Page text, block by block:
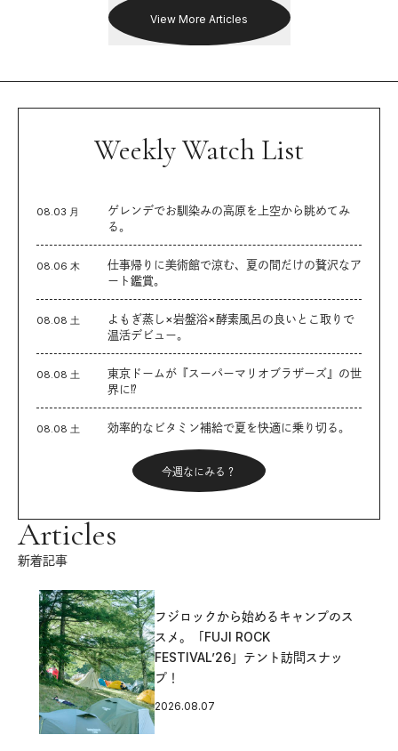
View More Articles
Weekly Watch List
08.03 月
ゲレンデでお馴染みの高原を上空から眺めてみ
る。
08.06 木
仕事帰りに美術館で涼む、夏の間だけの贅沢なア
ート鑑賞。
08.08 土
よもぎ蒸し×岩盤浴×酵素風呂の良いとこ取りで
温活デビュー。
08.08 土
東京ドームが『スーパーマリオブラザーズ』の世
界に⁉︎
08.08 土 効率的なビタミン補給で夏を快適に乗り切る。
今週なにみる？
Articles
新着記事
フジロックから始めるキャンプのス
スメ。「FUJI ROCK
FESTIVAL’26」テント訪問スナッ
プ！
2026.08.07